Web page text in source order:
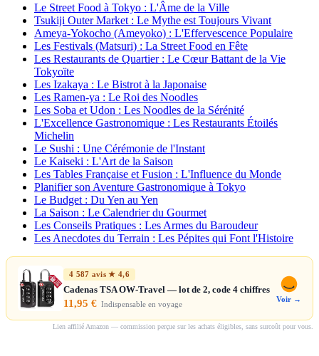
Le Street Food à Tokyo : L'Âme de la Ville
Tsukiji Outer Market : Le Mythe est Toujours Vivant
Ameya-Yokocho (Ameyoko) : L'Effervescence Populaire
Les Festivals (Matsuri) : La Street Food en Fête
Les Restaurants de Quartier : Le Cœur Battant de la Vie
Tokyoïte
Les Izakaya : Le Bistrot à la Japonaise
Les Ramen-ya : Le Roi des Noodles
Les Soba et Udon : Les Noodles de la Sérénité
L'Excellence Gastronomique : Les Restaurants Étoilés
Michelin
Le Sushi : Une Cérémonie de l'Instant
Le Kaiseki : L'Art de la Saison
Les Tables Française et Fusion : L'Influence du Monde
Planifier son Aventure Gastronomique à Tokyo
Le Budget : Du Yen au Yen
La Saison : Le Calendrier du Gourmet
Les Conseils Pratiques : Les Armes du Baroudeur
Les Anecdotes du Terrain : Les Pépites qui Font l'Histoire
4 587 avis ★ 4,6
Cadenas TSA OW-Travel — lot de 2, code 4 chiffres
11,95 € Indispensable en voyage
Voir →
Lien affilié Amazon — commission perçue sur les achats éligibles, sans surcoût pour vous.